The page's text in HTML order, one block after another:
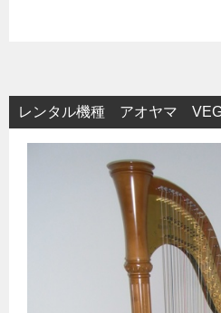
レンタル機種 アオヤマ